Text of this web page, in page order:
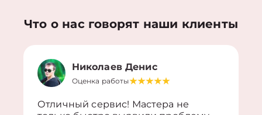
Что о нас говорят наши клиенты
Николаев Денис
Оценка работы
Отличный сервис! Мастера не